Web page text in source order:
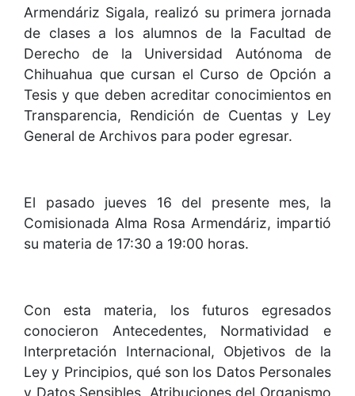
Armendáriz Sigala, realizó su primera jornada
de clases a los alumnos de la Facultad de
Derecho de la Universidad Autónoma de
Chihuahua que cursan el Curso de Opción a
Tesis y que deben acreditar conocimientos en
Transparencia, Rendición de Cuentas y Ley
General de Archivos para poder egresar.
El pasado jueves 16 del presente mes, la
Comisionada Alma Rosa Armendáriz, impartió
su materia de 17:30 a 19:00 horas.
Con esta materia, los futuros egresados
conocieron Antecedentes, Normatividad e
Interpretación Internacional, Objetivos de la
Ley y Principios, qué son los Datos Personales
y Datos Sensibles, Atribuciones del Organismo